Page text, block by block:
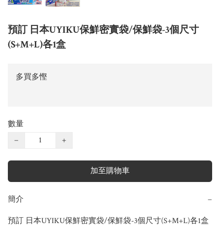
預訂 日本UYIKU保鮮密實袋/保鮮袋-3個尺寸
(S+M+L)各1盒
多買多慳
數量
−
+
加至購物車
簡介 −
預訂 日本UYIKU保鮮密實袋/保鮮袋-3個尺寸(S+M+L)各1盒